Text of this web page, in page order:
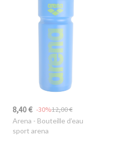
8,40 € 12,00 €
-30%
Arena - Bouteille d’eau
sport arena